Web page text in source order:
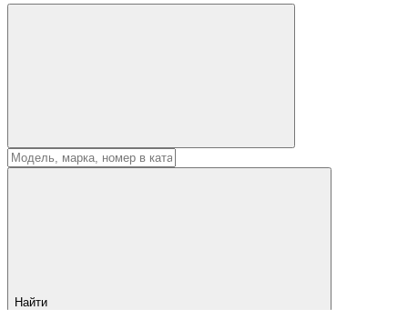
Найти